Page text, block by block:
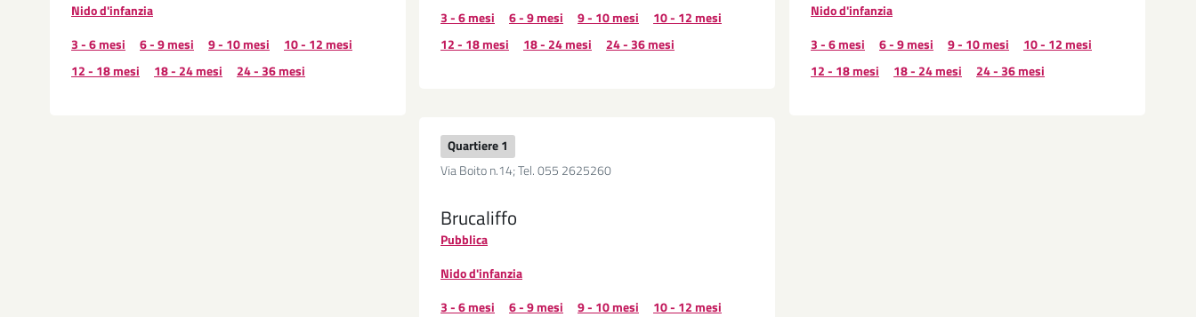
3 - 6 mesi
6 - 9 mesi 9 - 10 mesi
10 - 12 mesi
12 - 18 mesi
18 - 24 mesi 24 - 36 mesi
Nido d'infanzia
3 - 6 mesi
6 - 9 mesi 9 - 10 mesi
10 - 12 mesi
12 - 18 mesi
18 - 24 mesi 24 - 36 mesi
Nido d'infanzia
3 - 6 mesi
6 - 9 mesi 9 - 10 mesi
10 - 12 mesi
12 - 18 mesi
18 - 24 mesi 24 - 36 mesi
Quartiere 1
Via Boito n.14; Tel. 055 2625260
Brucaliffo
Pubblica
Nido d'infanzia
3 - 6 mesi
6 - 9 mesi 9 - 10 mesi
10 - 12 mesi